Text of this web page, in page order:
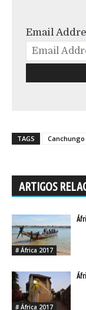
Email
TAGS Canchungo
ARTIGOS
# África 2017
# África 2017